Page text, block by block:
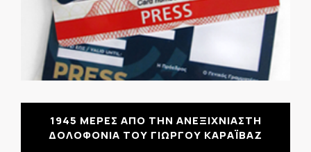
1945 ΜΕΡΕΣ ΑΠΟ ΤΗΝ ΑΝΕΞΙΧΝΙΑΣΤΗ
ΔΟΛΟΦΟΝΙΑ ΤΟΥ ΓΙΩΡΓΟΥ ΚΑΡΑΪΒΑΖ